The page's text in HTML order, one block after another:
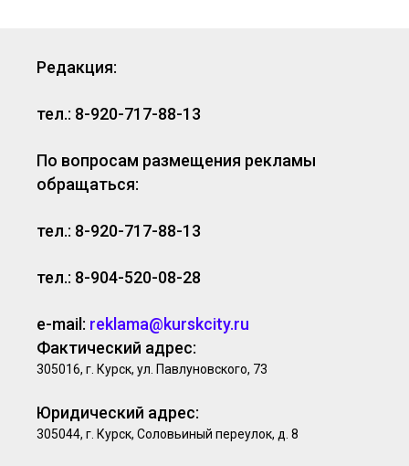
Редакция:
тел.: 8-920-717-88-13
По вопросам размещения рекламы
обращаться:
тел.: 8-920-717-88-13
тел.: 8-904-520-08-28
e-mail: reklama@kurskcity.ru
Фактический адрес:
305016, г. Курск, ул. Павлуновского, 73
Юридический адрес:
305044, г. Курск, Соловьиный переулок, д. 8